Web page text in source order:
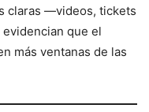
claras —videos, tickets
que el
más ventanas de las